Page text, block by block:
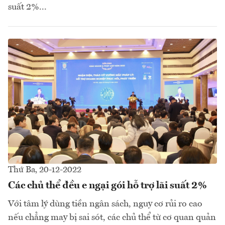
suất 2%...
Thứ Ba, 20-12-2022
Các chủ thể đều e ngại gói hỗ trợ lãi suất 2%
Với tâm lý dùng tiền ngân sách, nguy cơ rủi ro cao
nếu chẳng may bị sai sót, các chủ thể từ cơ quan quản